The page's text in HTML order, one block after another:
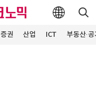
증권 산업 ICT 부동산·